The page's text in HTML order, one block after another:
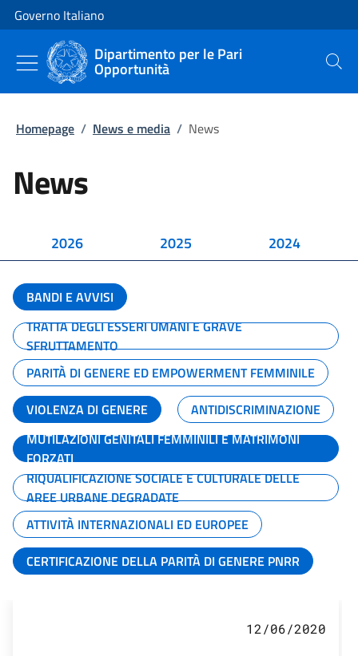
Vai al contenuto
Vai alla navigazione del sito
Governo Italiano
Dipartimento per le Pari
Opportunità Cerca
Homepage / News e media / News
News
2026 2025 2024
BANDI E AVVISI
TRATTA DEGLI ESSERI UMANI E GRAVE
SFRUTTAMENTO
PARITÀ DI GENERE ED EMPOWERMENT FEMMINILE
VIOLENZA DI GENERE
ANTIDISCRIMINAZIONE
MUTILAZIONI GENITALI FEMMINILI E MATRIMONI
FORZATI
RIQUALIFICAZIONE SOCIALE E CULTURALE DELLE
AREE URBANE DEGRADATE
ATTIVITÀ INTERNAZIONALI ED EUROPEE
CERTIFICAZIONE DELLA PARITÀ DI GENERE PNRR
12/06/2020